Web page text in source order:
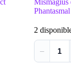
$
$
2
−